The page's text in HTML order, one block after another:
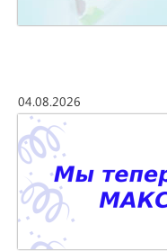
04.08.2026